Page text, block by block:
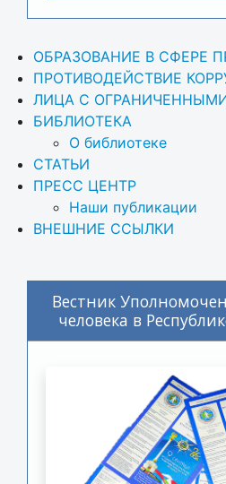
ОБРАЗОВАНИЕ В СФЕРЕ
ПРОТИВОДЕЙСТВИЕ
ЛИЦА С
БИБЛИОТЕКА
О библиотеке
СТАТЬИ
ПРЕСС ЦЕНТР
Наши публикации
ВНЕШНИЕ ССЫЛКИ
Вестник
человека в